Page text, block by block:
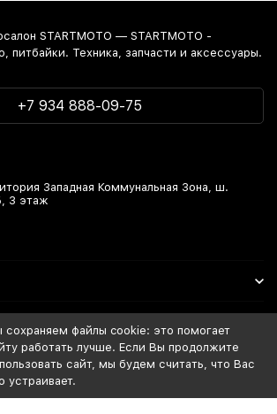
STARTMOTO — STARTMOTO -
питбайки. Техника, запчасти и аксессуары.
+7 934 888-09-75
Западная Коммунальная Зона, ш.
3 этаж
сохраняем файлы cookie: это помогает
работать лучше. Если Вы продолжите
сайт, мы будем считать, что Вас
устраивает.